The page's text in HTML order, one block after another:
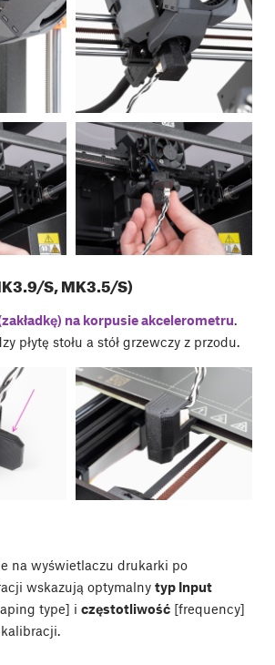
S, MK3.5/S)
na korpusie akcelerometru.
płytę stołu a stół grzewczy z przodu.
na wyświetlaczu drukarki po
wskazują optymalny typ Input
type] i częstotliwość [frequency]